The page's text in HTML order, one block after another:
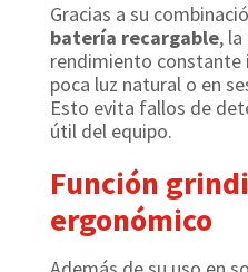
Gracias a su
batería recargable,
rendimiento constante
poca luz natural o en
Esto evita fallos de
útil del equipo.
Función
ergonómico